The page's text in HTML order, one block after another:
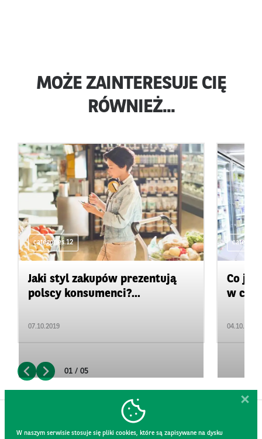
MOŻE ZAINTERESUJE CIĘ
RÓWNIEŻ...
categories.12
Jaki styl zakupów prezentują
polscy konsumenci?...
07.10.2019
Co
w
04.10.2019
01 / 05
W naszym serwisie stosuje się pliki cookies, które są zapisywane na dysku